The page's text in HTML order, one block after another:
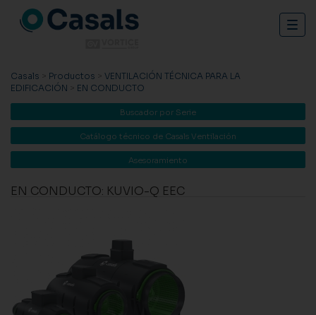
Casals > Productos > VENTILACIÓN TÉCNICA PARA LA
EDIFICACIÓN > EN CONDUCTO
Buscador por Serie
Catálogo técnico de Casals Ventilación
Asesoramiento
EN CONDUCTO: KUVIO-Q EEC